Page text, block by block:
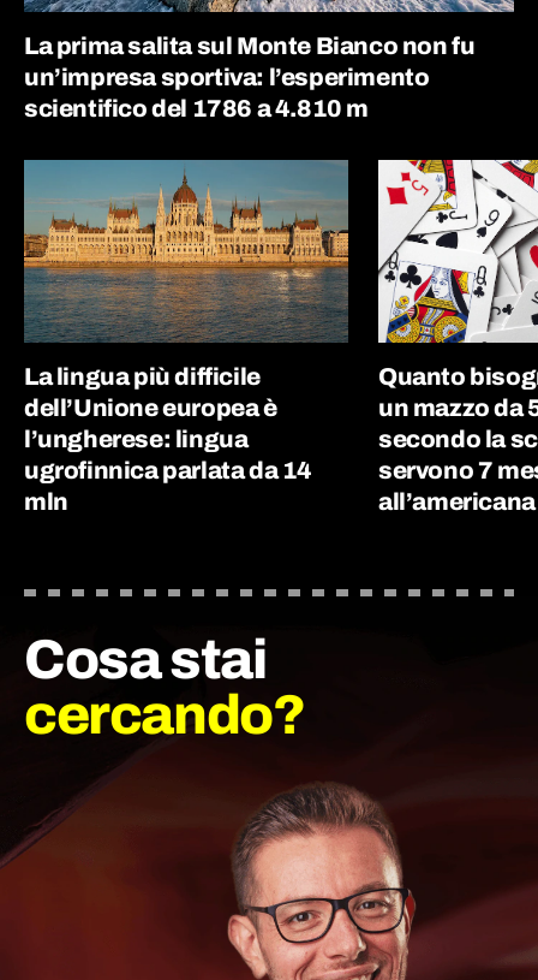
La prima salita sul Monte Bianco non fu
un’impresa sportiva: l’esperimento
scientifico del 1786 a 4.810 m
La lingua più difficile
dell’Unione europea è
l’ungherese: lingua
ugrofinnica parlata da 14
mln
Quanto
un mazzo da
secondo la
servono 7
all’americana
Cosa stai
cercando?